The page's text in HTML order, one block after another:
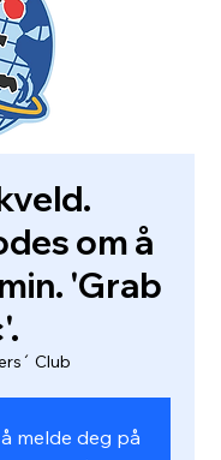
om å
'Grab
Club
melde deg på